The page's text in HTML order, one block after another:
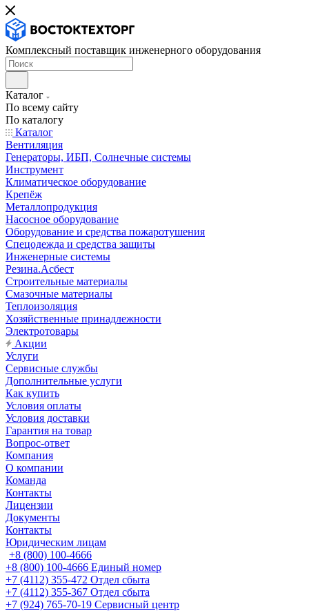
Комплексный поставщик инженерного оборудования
Каталог
По всему сайту
По каталогу
Каталог
Вентиляция
Генераторы, ИБП, Солнечные системы
Инструмент
Климатическое оборудование
Крепёж
Металлопродукция
Насосное оборудование
Оборудование и средства пожаротушения
Спецодежда и средства защиты
Инженерные системы
Резина.Асбест
Строительные материалы
Смазочные материалы
Теплоизоляция
Хозяйственные принадлежности
Электротовары
Акции
Услуги
Сервисные службы
Дополнительные услуги
Как купить
Условия оплаты
Условия доставки
Гарантия на товар
Вопрос-ответ
Компания
О компании
Команда
Контакты
Лицензии
Документы
Контакты
Юридическим лицам
+8 (800) 100-4666
+8 (800) 100-4666 Единый номер
+7 (4112) 355-472 Отдел сбыта
+7 (4112) 355-367 Отдел сбыта
+7 (924) 765-70-19 Сервисный центр